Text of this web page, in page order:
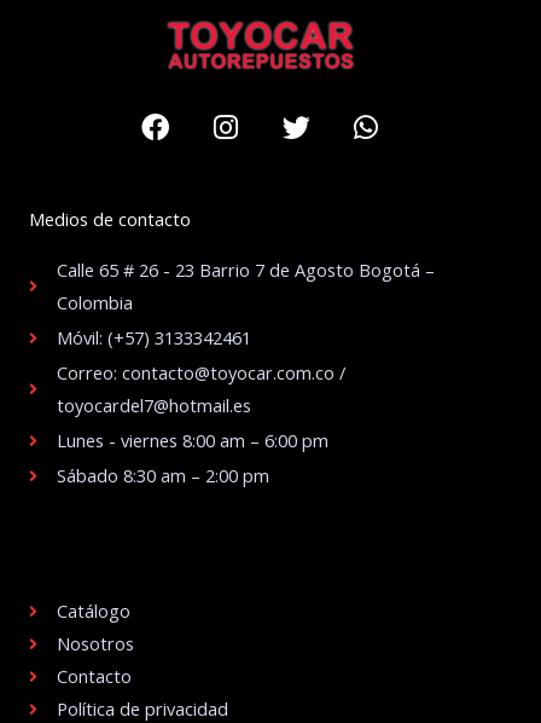
FacebookInstagram
TwitterWhatsapp
Medios de contacto
Calle 65 # 26 - 23 Barrio 7 de Agosto Bogotá –
Colombia
Móvil: (+57) 3133342461
Correo: contacto@toyocar.com.co /
toyocardel7@hotmail.es
Lunes - viernes 8:00 am – 6:00 pm
Sábado 8:30 am – 2:00 pm
Catálogo
Nosotros
Contacto
Política de privacidad